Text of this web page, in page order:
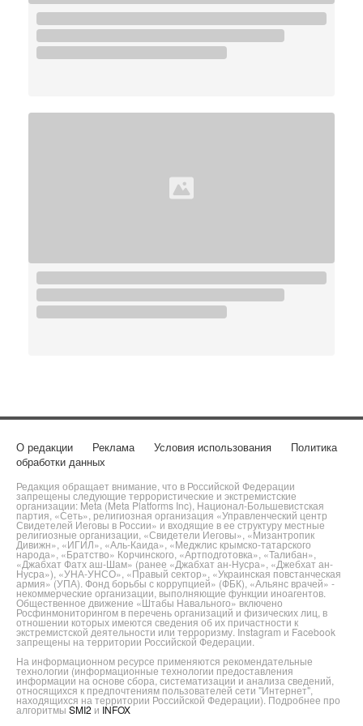
О редакции Реклама Условия использования
Политика
обработки данных
Редакция обращает внимание, что в Российской Федерации
запрещены следующие террористические и экстремистские
организации: Meta (Meta Platforms Inc), Национал-Большевистская
партия, «Сеть», религиозная организация «Управленческий центр
Свидетелей Иеговы в России» и входящие в ее структуру местные
религиозные организации, «Свидетели Иеговы», «Мизантропик
Дивижн», «ИГИЛ», «Аль-Каида», «Меджлис крымско-татарского
народа», «Братство» Корчинского, «Артподготовка», «Талибан»,
«Джабхат Фатх аш-Шам» (ранее «Джабхат ан-Нусра», «Джебхат ан-
Нусра»), «УНА-УНСО», «Правый сектор», «Украинская повстанческая
армия» (УПА). Фонд борьбы с коррупцией» (ФБК), «Альянс врачей» -
некоммерческие организации, выполняющие функции иноагентов.
Общественное движение «Штабы Навального» включено
Росфинмониторингом в перечень организаций и физических лиц, в
отношении которых имеются сведения об их причастности к
экстремистской деятельности или терроризму. Instagram и Facebook
запрещены на территории Российской Федерации.
На информационном ресурсе применяются рекомендательные
технологии (информационные технологии предоставления
информации на основе сбора, систематизации и анализа сведений,
относящихся к предпочтениям пользователей сети "Интернет",
находящихся на территории Российской Федерации). Подробнее про
алгоритмы SMI2 и INFOX